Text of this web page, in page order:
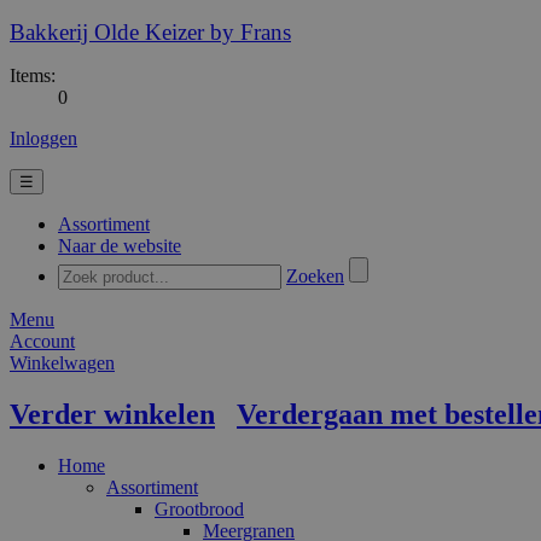
Bakkerij Olde Keizer by Frans
Items:
0
Inloggen
☰
Assortiment
Naar de website
Zoeken
Menu
Account
Winkelwagen
Verder winkelen Verdergaan met
Home
Assortiment
Grootbrood
Meergranen